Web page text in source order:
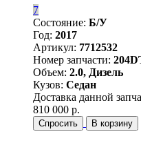
7
Состояние: Б/У
Год: 2017
Артикул: 7712532
Номер запчасти:
Объем: 2.0, Дизель
Кузов: Седан
Доставка данной
810 000 р.
Спросить В корзину